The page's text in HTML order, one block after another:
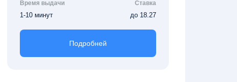
Время выдачи Ставка
1-10 минут до 18.27
Подробней